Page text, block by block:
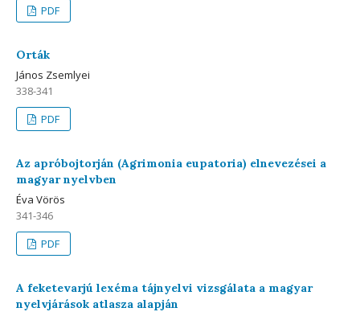
PDF
Orták
János Zsemlyei
338-341
PDF
Az apróbojtorján (Agrimonia eupatoria) elnevezései a
magyar nyelvben
Éva Vörös
341-346
PDF
A feketevarjú lexéma tájnyelvi vizsgálata a magyar
nyelvjárások atlasza alapján